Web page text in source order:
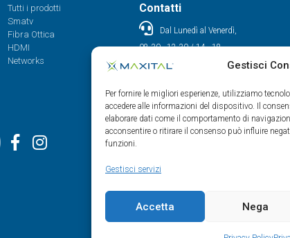
Gestisci
Per fornire le migliori esperienze, utilizziamo
accedere alle informazioni del dispositivo. Il
elaborare dati come il comportamento di
acconsentire o ritirare il consenso può influire
funzioni.
Gestisci servizi
Accetta Nega
Tutti i prodotti
Smatv
Fibra Ottica
HDMI
Networks
Contatti
Dal Lunedì al Venerdì,
08.30 - 12.30 / 14 - 18
0522/909701
info@maxital.it